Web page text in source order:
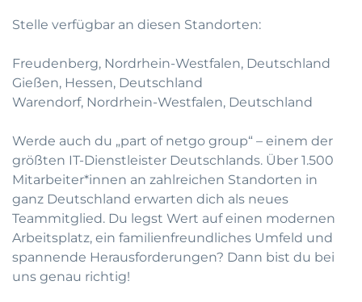
Stelle verfügbar an diesen Standorten:
Freudenberg, Nordrhein-Westfalen, Deutschland
Gießen, Hessen, Deutschland
Warendorf, Nordrhein-Westfalen, Deutschland
Werde auch du „part of netgo group“ – einem der
größten IT-Dienstleister Deutschlands. Über 1.500
Mitarbeiter*innen an zahlreichen Standorten in
ganz Deutschland erwarten dich als neues
Teammitglied. Du legst Wert auf einen modernen
Arbeitsplatz, ein familienfreundliches Umfeld und
spannende Herausforderungen? Dann bist du bei
uns genau richtig!